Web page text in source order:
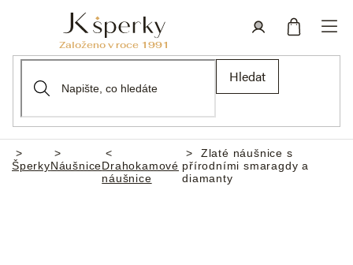
Hledat
Domů
ŠperkyNáušniceDrahokamové
náušnice
Zlaté náušnice s
přírodními smaragdy a
diamanty